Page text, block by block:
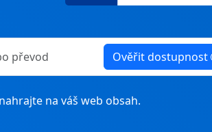
Ověřit dostupnost
na váš web obsah.